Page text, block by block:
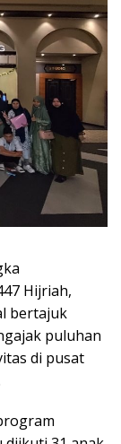
Hijriah,
bertajuk
puluhan
di pusat